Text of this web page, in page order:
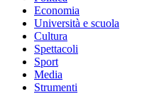
Economia
Università e scuola
Cultura
Spettacoli
Sport
Media
Strumenti